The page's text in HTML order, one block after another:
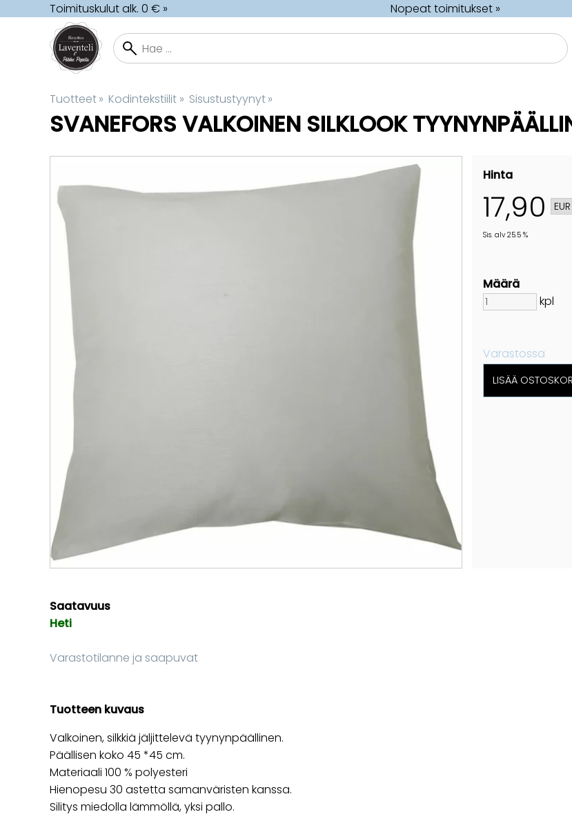
Toimituskulut alk. 0 € » Nopeat toimitukset »
Tuotteet‪» Kodintekstiilit ‪» Sisustustyynyt‪»
SVANEFORS VALKOINEN SILKLOOK
Hinta
17,90
Sis. alv 25.5 %
Määrä
kpl
Varastossa
Saatavuus
Heti
Varastotilanne ja saapuvat
Tuotteen kuvaus
Valkoinen, silkkiä jäljittelevä tyynynpäällinen.
Päällisen koko 45 *45 cm.
Materiaali 100 % polyesteri
Hienopesu 30 astetta samanväristen kanssa.
Silitys miedolla lämmöllä, yksi pallo.